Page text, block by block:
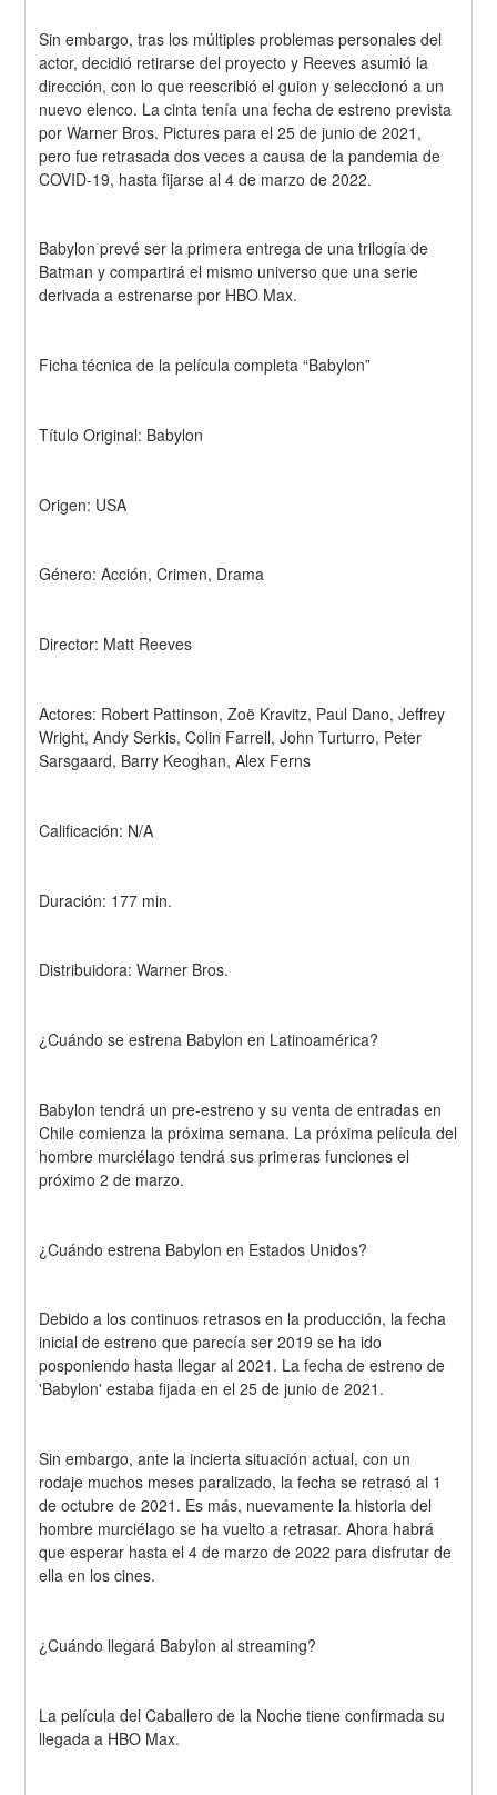
Sin embargo, tras los múltiples problemas personales del
actor, decidió retirarse del proyecto y Reeves asumió la
dirección, con lo que reescribió el guion y seleccionó a un
nuevo elenco. La cinta tenía una fecha de estreno prevista
por Warner Bros. Pictures para el 25 de junio de 2021,
pero fue retrasada dos veces a causa de la pandemia de
COVID-19, hasta fijarse al 4 de marzo de 2022.
Babylon prevé ser la primera entrega de una trilogía de
Batman y compartirá el mismo universo que una serie
derivada a estrenarse por HBO Max.
Ficha técnica de la película completa “Babylon”
Título Original: Babylon
Origen: USA
Género: Acción, Crimen, Drama
Director: Matt Reeves
Actores: Robert Pattinson, Zoë Kravitz, Paul Dano, Jeffrey
Wright, Andy Serkis, Colin Farrell, John Turturro, Peter
Sarsgaard, Barry Keoghan, Alex Ferns
Calificación: N/A
Duración: 177 min.
Distribuidora: Warner Bros.
¿Cuándo se estrena Babylon en Latinoamérica?
Babylon tendrá un pre-estreno y su venta de entradas en
Chile comienza la próxima semana. La próxima película del
hombre murciélago tendrá sus primeras funciones el
próximo 2 de marzo.
¿Cuándo estrena Babylon en Estados Unidos?
Debido a los continuos retrasos en la producción, la fecha
inicial de estreno que parecía ser 2019 se ha ido
posponiendo hasta llegar al 2021. La fecha de estreno de
'Babylon' estaba fijada en el 25 de junio de 2021.
Sin embargo, ante la incierta situación actual, con un
rodaje muchos meses paralizado, la fecha se retrasó al 1
de octubre de 2021. Es más, nuevamente la historia del
hombre murciélago se ha vuelto a retrasar. Ahora habrá
que esperar hasta el 4 de marzo de 2022 para disfrutar de
ella en los cines.
¿Cuándo llegará Babylon al streaming?
La película del Caballero de la Noche tiene confirmada su
llegada a HBO Max.